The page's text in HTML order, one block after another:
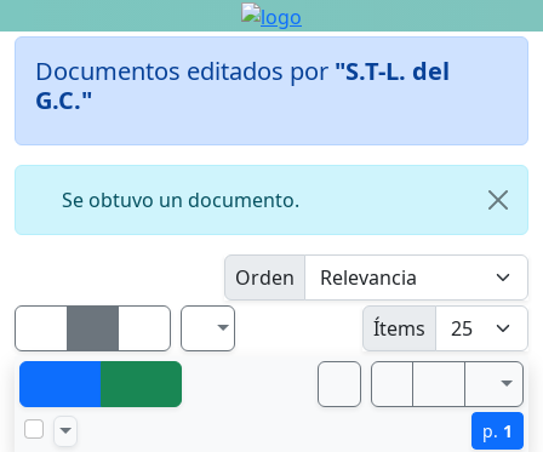
Documentos editados por "S.T-L. del
G.C."
Se obtuvo un documento.
Orden
Ítems
p. 1